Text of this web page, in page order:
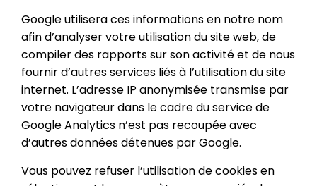
Google utilisera ces informations en notre nom
afin d’analyser votre utilisation du site web, de
compiler des rapports sur son activité et de nous
fournir d’autres services liés à l’utilisation du site
internet. L’adresse IP anonymisée transmise par
votre navigateur dans le cadre du service de
Google Analytics n’est pas recoupée avec
d’autres données détenues par Google.
Vous pouvez refuser l’utilisation de cookies en